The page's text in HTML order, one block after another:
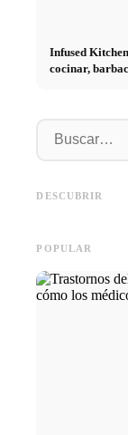
Infused
cocinar,
DESCUBRIR
Online Marketing
POPULAR